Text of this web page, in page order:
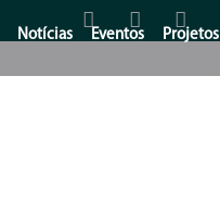
Notícias Eventos Projetos